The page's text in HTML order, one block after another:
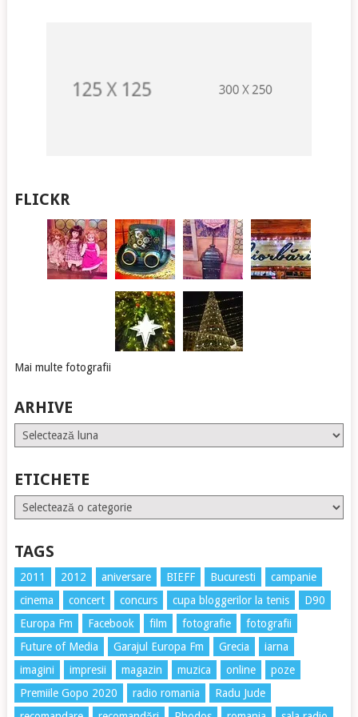
FLICKR
Mai multe fotografii
ARHIVE
Arhive
ETICHETE
Etichete
TAGS
2011 2012 aniversare BIEFF Bucuresti
campanie
cinema
concert concurs cupa bloggerilor la tenis
D90
Europa Fm
Facebook film fotografie
fotografii
Future of Media
Garajul Europa Fm Grecia
iarna
imagini
impresii magazin muzica online
poze
Premiile Gopo 2020
radio romania
Radu Jude